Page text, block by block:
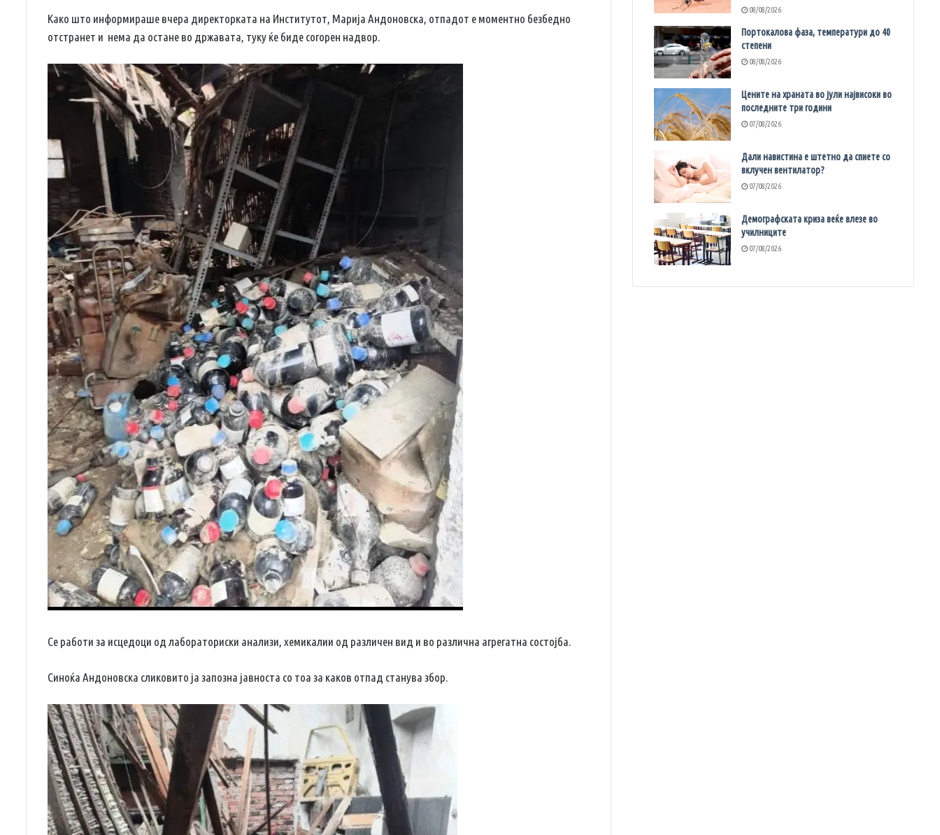
Како што информираше вчера директорката на Институтот, Марија Андоновска, отпадот е моментно безбедно
отстранет и нема да остане во државата, туку ќе биде согорен надвор.
Се работи за исцедоци од лабораториски анализи, хемикалии од различен вид и во различна агрегатна состојба.
Синоќа Андоновска сликовито ја запозна јавноста со тоа за каков отпад станува збор.
08/08/2026
Портокалова фаза, температури до 40
степени
08/08/2026
Цените на храната во јули највисоки во
последните три години
07/08/2026
Дали навистина е штетно да спиете со
вклучен вентилатор?
07/08/2026
Демографската криза веќе влезе во
училниците
07/08/2026